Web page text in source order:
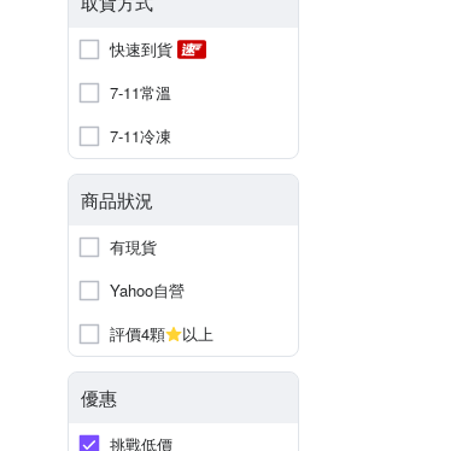
快速到貨
7-11常溫
7-11冷凍
商品狀況
有現貨
Yahoo自營
評價4顆
以上
優惠
挑戰低價